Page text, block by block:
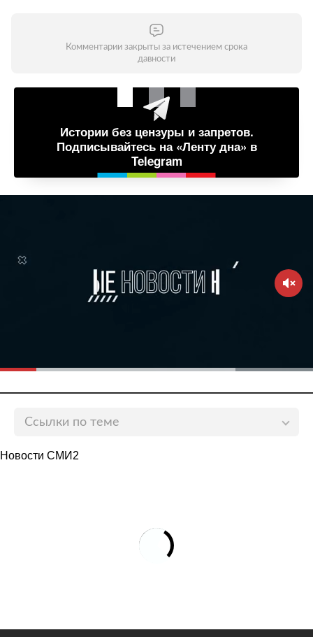
Комментарии закрыты за истечением срока
давности
Истории без цензуры и запретов.
Подписывайтесь на «Ленту дна» в
Telegram
Ссылки по теме
российского оружия
Российские военные заявили о готовящейся
Новости СМИ2